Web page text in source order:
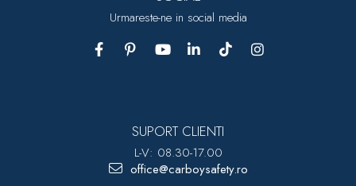
Urmareste-ne in social media
SUPORT CLIENTI
L-V: 08.30-17.00
office@carboysafety.ro